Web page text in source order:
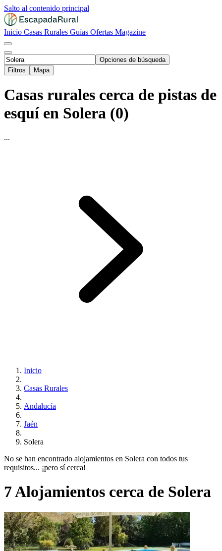
Salto al contenido principal
Inicio Casas Rurales Guías Ofertas Magazine
Opciones de búsqueda
Filtros
Mapa
Casas rurales cerca de pistas de
esquí en Solera (0)
...
Inicio
Casas Rurales
Andalucía
Jaén
Solera
No se han encontrado alojamientos en Solera con todos tus
requisitos... ¡pero sí cerca!
7 Alojamientos cerca de Solera